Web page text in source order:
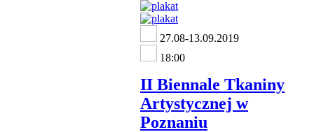
27.08-13.09.2019
18:00
II Biennale Tkaniny
Artystycznej w
Poznaniu